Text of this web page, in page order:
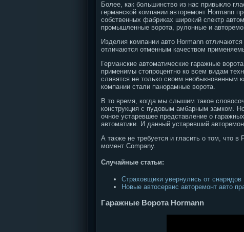
Более, как большинство из нас привыкло
германской компании авторемонт Hormann
собственных фабриках широкий спектр
промышленные ворота, рулонные и
Изделия компании авто Hormann
отличаются отменным качеством
Германские автоматические гаражные
применимы стопроцентно ко всем видам
славятся не только своим необыкновенным
компании стали панорамные ворота.
В то время, когда мы слышим такое
конструкция с пудовым амбарным замком.
очное устаревшее представление о
автоматики. И данный устаревший
А также не требуется и гласить о том, что
момент Company.
Случайные статьи:
Страховщики увернулись от снарядов
Новые автосервис авторемонт авто
Гаражные Ворота Hormann